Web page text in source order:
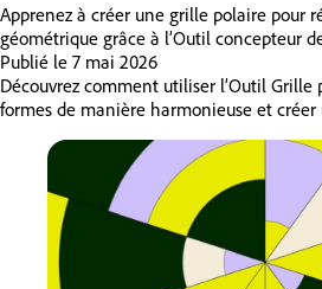
Apprenez à créer une grille polaire pour
géométrique grâce à l’Outil concepteur
Publié le 7 mai 2026
Découvrez comment utiliser l’Outil Grille
formes de manière harmonieuse et